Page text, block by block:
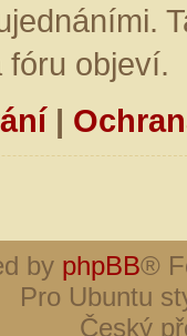
fóru objeví.
|
by phpBB®
Pro Ubuntu
Český